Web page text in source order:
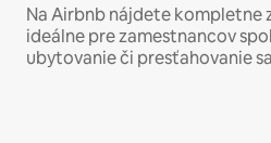
Na Airbnb nájdete kompletne
ideálne pre zamestnancov
ubytovanie či presťahovanie